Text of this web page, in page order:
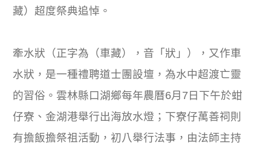
藏）超度祭典追悼。
牽水狀（正字為（車藏），音「狀」），又作車
水狀，是一種禮聘道士團設壇，為水中超渡亡靈
的習俗。雲林縣口湖鄉每年農曆6月7日下午於蚶
仔寮、金湖港舉行出海放水燈；下寮仔萬善祠則
有擔飯擔祭祖活動，初八舉行法事，由法師主持